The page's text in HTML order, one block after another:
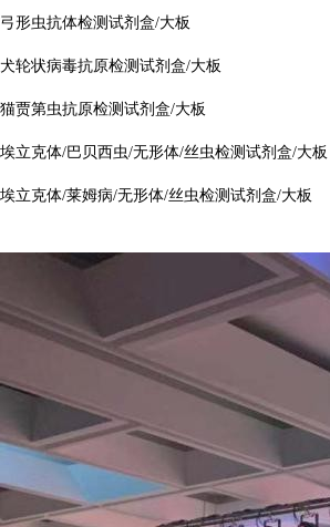
弓形虫抗体检测试剂盒/大板
犬轮状病毒抗原检测试剂盒/大板
猫贾第虫抗原检测试剂盒/大板
埃立克体/巴贝西虫/无形体/丝虫检测试剂盒/大板
埃立克体/莱姆病/无形体/丝虫检测试剂盒/大板